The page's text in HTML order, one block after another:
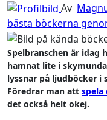
Av
bästa böckerna
Spelbranschen är idag hetare än någonsin och böcker har
hamnat lite i
lyssnar på ljudböcker
Föredrar man att spela
det också helt okej.